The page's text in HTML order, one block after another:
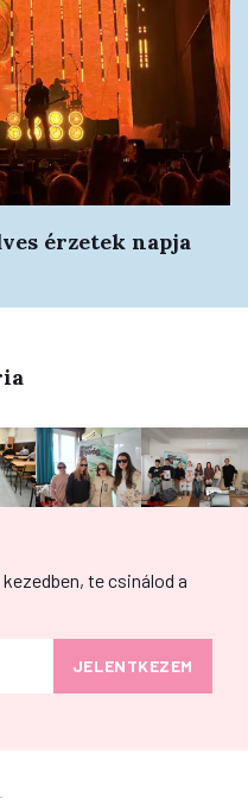
érzetek napja
te csinálod a